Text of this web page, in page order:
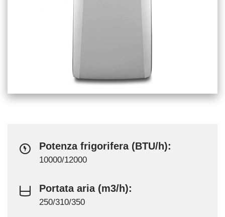
Potenza frigorifera (BTU/h):
10000/12000
Portata aria (m3/h):
250/310/350